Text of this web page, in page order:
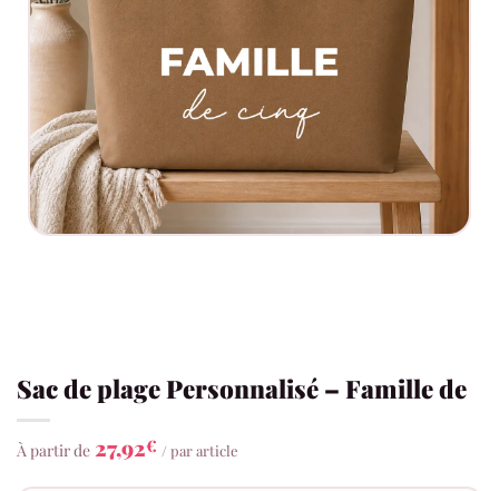
Sac de plage Personnalisé – Famille de
À partir de 27,92€ / par article